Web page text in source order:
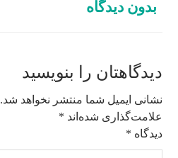
بدون دیدگاه
دیدگاهتان را بنویسید
نشانی ایمیل شما منتشر نخواهد شد.
علامت‌گذاری شده‌اند *
دیدگاه *